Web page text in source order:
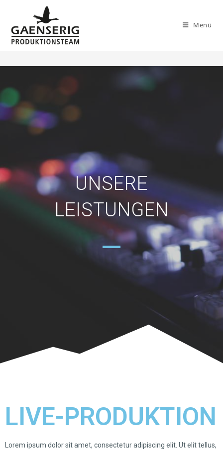
Menü
DIENSTLEISTUNGEN
> Dienstleistungen
UNSERE
LEISTUNGEN
LIVE-PRODUKTION
Lorem ipsum dolor sit amet, consectetur adipiscing elit. Ut elit tellus,